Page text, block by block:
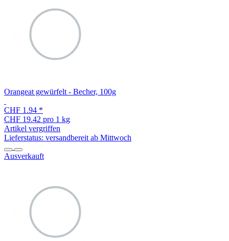
Orangeat gewürfelt - Becher, 100g
CHF 1.94 *
CHF 19.42 pro 1 kg
Artikel vergriffen
Lieferstatus: versandbereit ab Mittwoch
Ausverkauft